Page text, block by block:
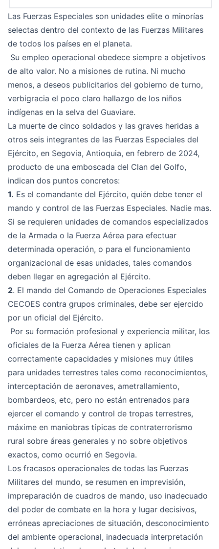
Las Fuerzas Especiales son unidades elite o minorías
selectas dentro del contexto de las Fuerzas Militares
de todos los países en el planeta.
Su empleo operacional obedece siempre a objetivos
de alto valor. No a misiones de rutina. Ni mucho
menos, a deseos publicitarios del gobierno de turno,
verbigracia el poco claro hallazgo de los niños
indígenas en la selva del Guaviare.
La muerte de cinco soldados y las graves heridas a
otros seis integrantes de las Fuerzas Especiales del
Ejército, en Segovia, Antioquia, en febrero de 2024,
producto de una emboscada del Clan del Golfo,
indican dos puntos concretos:
1. Es el comandante del Ejército, quién debe tener el
mando y control de las Fuerzas Especiales. Nadie mas.
Si se requieren unidades de comandos especializados
de la Armada o la Fuerza Aérea para efectuar
determinada operación, o para el funcionamiento
organizacional de esas unidades, tales comandos
deben llegar en agregación al Ejército.
2. El mando del Comando de Operaciones Especiales
CECOES contra grupos criminales, debe ser ejercido
por un oficial del Ejército.
Por su formación profesional y experiencia militar, los
oficiales de la Fuerza Aérea tienen y aplican
correctamente capacidades y misiones muy útiles
para unidades terrestres tales como reconocimientos,
interceptación de aeronaves, ametrallamiento,
bombardeos, etc, pero no están entrenados para
ejercer el comando y control de tropas terrestres,
máxime en maniobras típicas de contraterrorismo
rural sobre áreas generales y no sobre objetivos
exactos, como ocurrió en Segovia.
Los fracasos operacionales de todas las Fuerzas
Militares del mundo, se resumen en imprevisión,
impreparación de cuadros de mando, uso inadecuado
del poder de combate en la hora y lugar decisivos,
erróneas apreciaciones de situación, desconocimiento
del ambiente operacional, inadecuada interpretación